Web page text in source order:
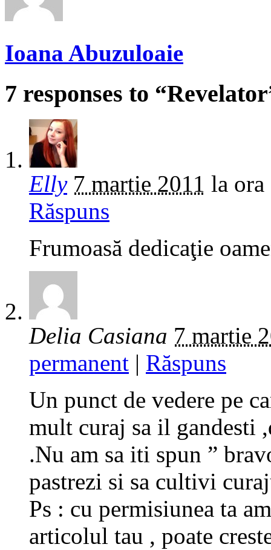
Ioana Abuzuloaie
7 responses to
Elly 7 martie 2011 la ora
Răspuns
Frumoasă dedicaţie
Delia Casiana 7 martie
permanent | Răspuns
Un punct de vedere pe
mult curaj sa il gandesti
.Nu am sa iti spun ”
pastrezi si sa cultivi
Ps : cu permisiunea ta
articolul tau , poate